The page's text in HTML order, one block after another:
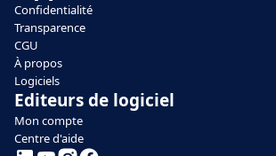
Confidentialité
Transparence
CGU
À propos
Logiciels
Editeurs de logiciel
Mon compte
Centre d'aide